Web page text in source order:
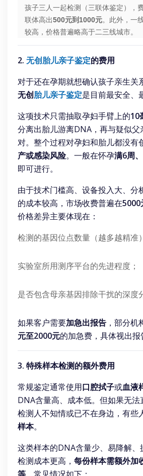
孩子三人一起检测（三联体鉴定），
联体高出500元到1000元。此外，一
较高，价格普遍略高于二三线城市。
2. 无创胎儿亲子鉴定的费用
对于还在孕期就想确认孩子亲生关
无创胎儿亲子鉴定是目前最安全、
这项技术只需抽取孕妇手臂上的10
分离出胎儿游离DNA，再与疑似
对。整个过程对孕妇和胎儿都没有
产或感染风险。一般在怀孕满6周
即可进行。
由于技术门槛高、设备投入大、分
的成本较高，市场收费普遍在5000
价格差异主要体现在：
检测的基因位点数量（越多越精准
实验室所用测序平台的先进程度；
是否包含母亲基因排除干扰的深度
如果客户需要加急出报告 ，部分机
元至2000元的加急费，具体视出报
3. 特殊样本检测的额外费用
常规鉴定通常使用口腔拭子或血液
DNA含量高、成本低。但如果无法
检测人不知情或已不在身边，有些
样本。
这类样本的DNA含量少、易降解
检测成本更高， 每份样本需额外加